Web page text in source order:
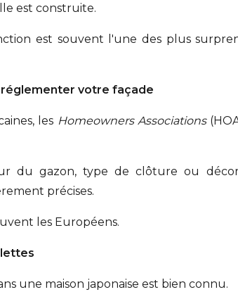
est construite.
est souvent l'une des plus
réglementer votre façade
les Homeowners Associations
du gazon, type de clôture ou
précises.
les Européens.
une maison japonaise est bien connu.